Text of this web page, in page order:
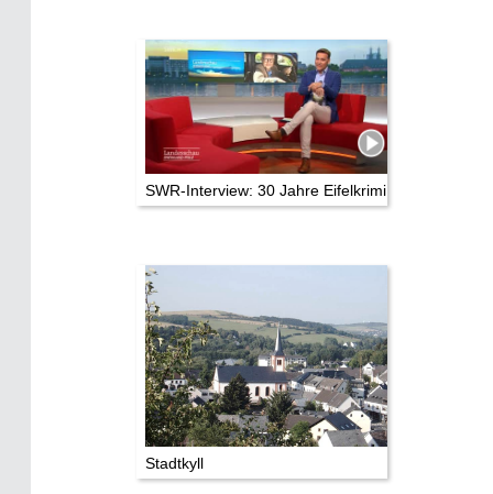
SWR-Interview: 30 Jahre Eifelkrimi
Stadtkyll